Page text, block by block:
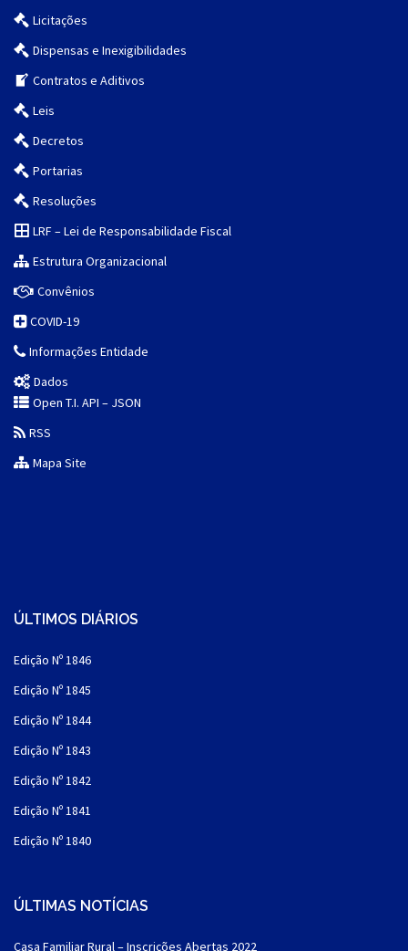
Licitações
Dispensas e Inexigibilidades
Contratos e Aditivos
Leis
Decretos
Portarias
Resoluções
LRF – Lei de Responsabilidade Fiscal
Estrutura Organizacional
Convênios
COVID-19
Informações Entidade
Dados
Open T.I. API – JSON
RSS
Mapa Site
ÚLTIMOS DIÁRIOS
Edição Nº 1846
Edição Nº 1845
Edição Nº 1844
Edição Nº 1843
Edição Nº 1842
Edição Nº 1841
Edição Nº 1840
ÚLTIMAS NOTÍCIAS
Casa Familiar Rural – Inscrições Abertas 2022